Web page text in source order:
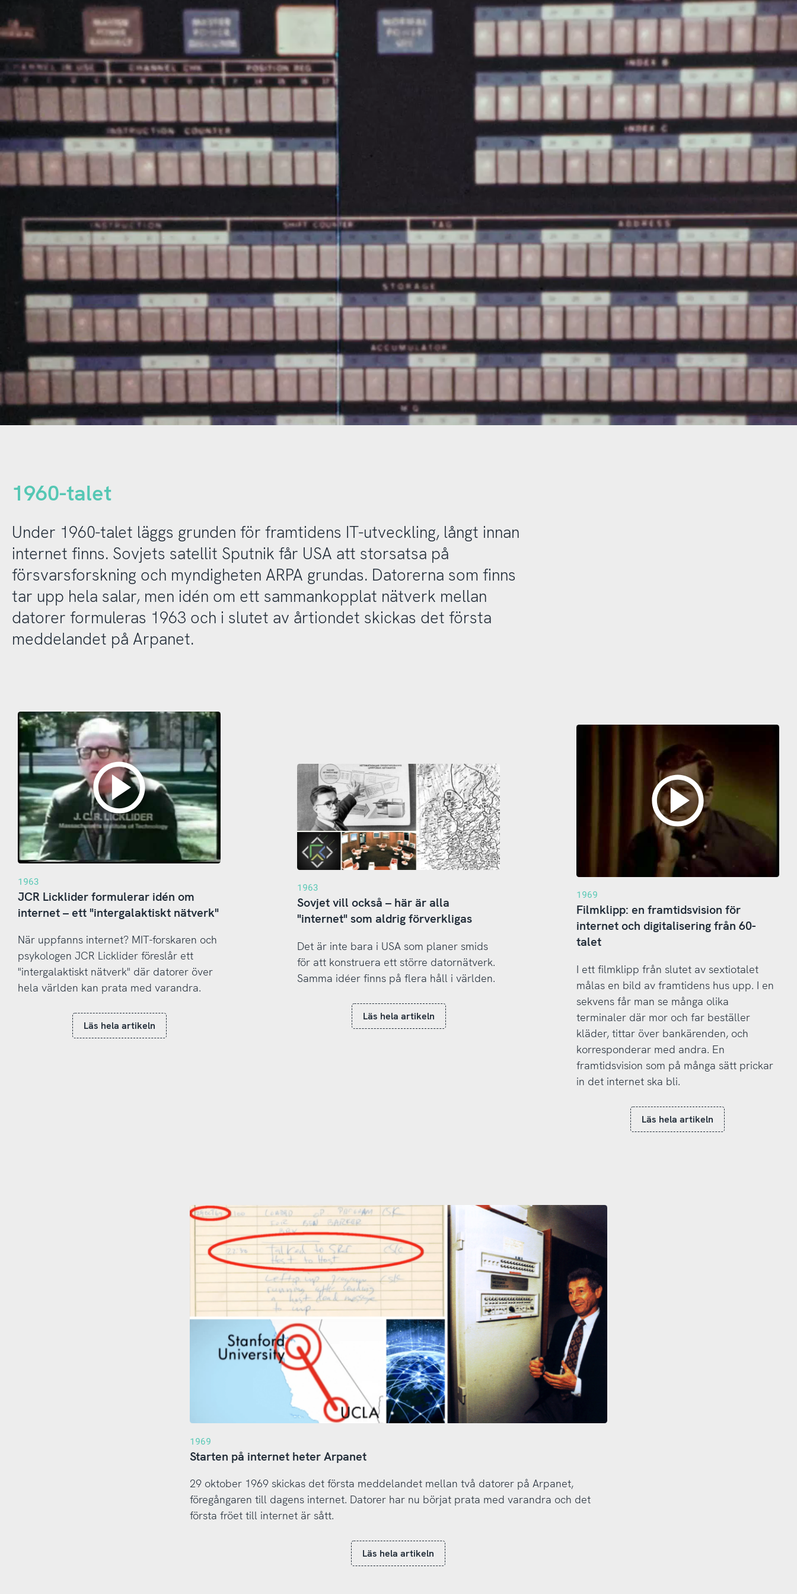
1960-talet
Under 1960-talet läggs grunden för framtidens IT-utveckling, långt innan
internet finns. Sovjets satellit Sputnik får USA att storsatsa på
försvarsforskning och myndigheten ARPA grundas. Datorerna som finns
tar upp hela salar, men idén om ett sammankopplat nätverk mellan
datorer formuleras 1963 och i slutet av årtiondet skickas det första
meddelandet på Arpanet.
1963
JCR Licklider formulerar idén om
internet – ett "intergalaktiskt nätverk"
När uppfanns internet? MIT-forskaren och
psykologen JCR Licklider föreslår ett
"intergalaktiskt nätverk" där datorer över
hela världen kan prata med varandra.
Läs hela artikeln
1963
Sovjet vill också – här är alla
"internet" som aldrig förverkligas
Det är inte bara i USA som planer smids
för att konstruera ett större datornätverk.
Samma idéer finns på flera håll i världen.
Läs hela artikeln
1969
Filmklipp: en framtidsvision för
internet och digitalisering från 60-
talet
I ett filmklipp från slutet av sextiotalet
målas en bild av framtidens hus upp. I en
sekvens får man se många olika
terminaler där mor och far beställer
kläder, tittar över bankärenden, och
korresponderar med andra. En
framtidsvision som på många sätt prickar
in det internet ska bli.
Läs hela artikeln
1969
Starten på internet heter Arpanet
29 oktober 1969 skickas det första meddelandet mellan två datorer på Arpanet,
föregångaren till dagens internet. Datorer har nu börjat prata med varandra och det
första fröet till internet är sått.
Läs hela artikeln